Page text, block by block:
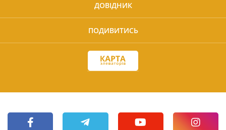
ДОВІДНИК
ПОДИВИТИСЬ